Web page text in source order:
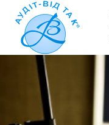
content